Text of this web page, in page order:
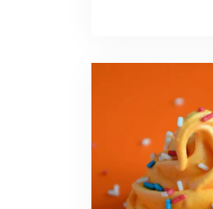
K(r)onings
schuimpjes